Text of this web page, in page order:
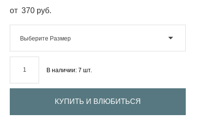
от 370 pуб.
Выберите Размер
В наличии: 7 шт.
КУПИТЬ И ВЛЮБИТЬСЯ